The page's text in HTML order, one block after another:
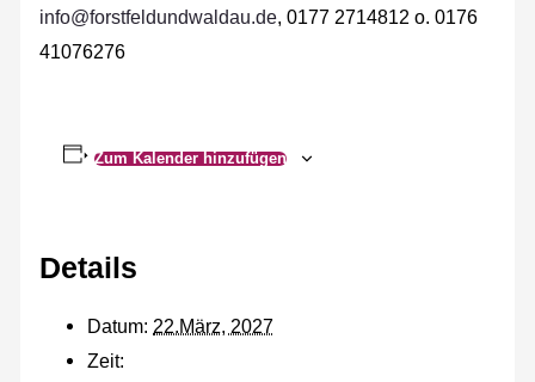
info@forstfeldundwaldau.de, 0177 2714812 o. 0176
41076276
Zum Kalender hinzufügen
Details
Datum: 22.März, 2027
Zeit: